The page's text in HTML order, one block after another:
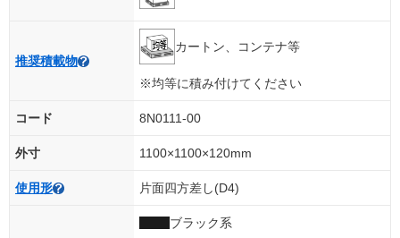
推奨積載物
カートン、コンテナ等
※均等に積み付けてください
コード 8N0111-00
外寸 1100×1100×120mm
使用形 片面四方差し(D4)
ブラック系